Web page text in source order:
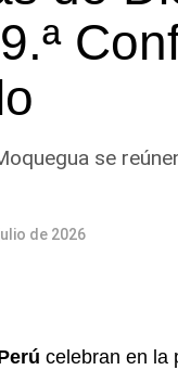
se
de 2026
celebran en la